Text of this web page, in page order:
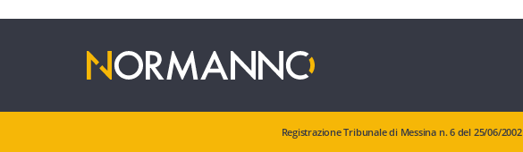
Registrazione Tribunale di Messina n. 6 del 25/06/2002